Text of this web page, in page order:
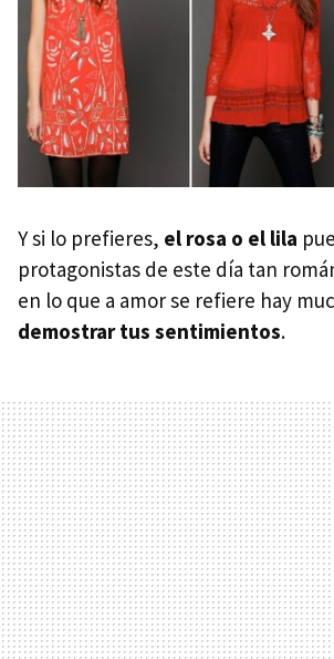
Y si lo prefieres, el rosa o el lila
protagonistas de este día tan
en lo que a amor se refiere hay
demostrar tus sentimientos.